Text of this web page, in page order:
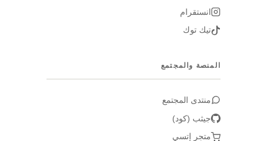
انستقرام
تيك توك
المنصة والمجتمع
منتدى المجتمع
جيثب (كود)
متجر إتسي